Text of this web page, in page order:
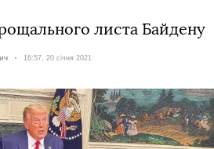
листа Байдену
Дата:
16:57, 20 січня 2021